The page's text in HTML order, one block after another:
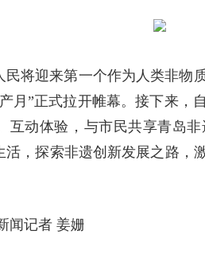
民将迎来第一个作为人类非物
月”正式拉开帷幕。接下来，
互动体验，与市民共享青岛
活，探索非遗创新发展之路，
闻记者 姜姗